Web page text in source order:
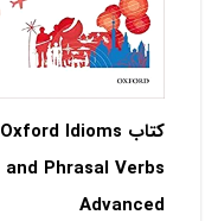
کتاب Oxford Idioms
and Phrasal Verbs
Advanced